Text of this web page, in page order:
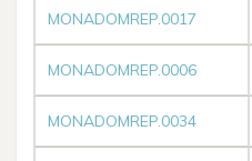
MONADOMREP.0017
MONADOMREP.0006
MONADOMREP.0034